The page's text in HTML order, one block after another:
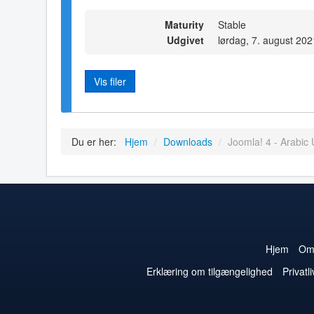
Maturity
Stable
Udgivet
lørdag, 7. august
Vis filer
Du er her: Hjem / Downloads / Joomla! 4 - Arabic
Hjem Om
Erklæring om tilgængelighed